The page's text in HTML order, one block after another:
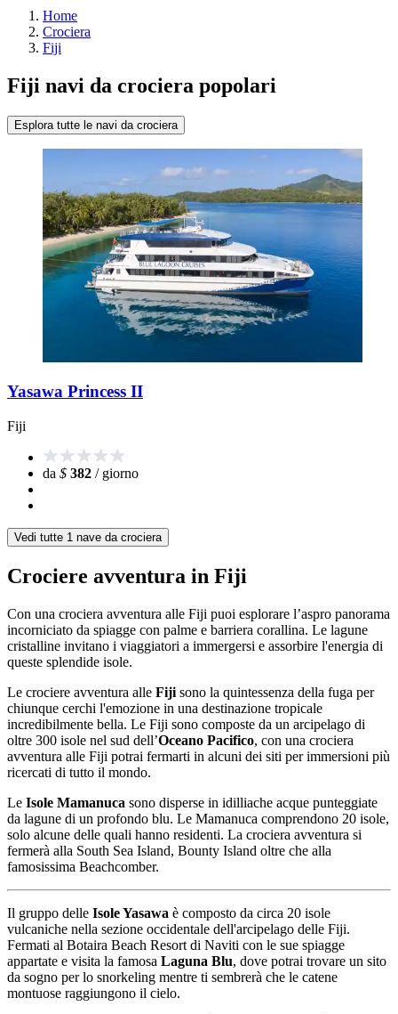
Home
Crociera
Fiji
Fiji navi da crociera popolari
Esplora tutte le navi da crociera
Yasawa Princess II
Fiji
da $ 382 / giorno
Vedi tutte 1 nave da crociera
Crociere avventura in Fiji
Con una crociera avventura alle Fiji puoi esplorare l’aspro panorama
incorniciato da spiagge con palme e barriera corallina. Le lagune
cristalline invitano i viaggiatori a immergersi e assorbire l'energia di
queste splendide isole.
Le crociere avventura alle Fiji sono la quintessenza della fuga per
chiunque cerchi l'emozione in una destinazione tropicale
incredibilmente bella. Le Fiji sono composte da un arcipelago di
oltre 300 isole nel sud dell’Oceano Pacifico, con una crociera
avventura alle Fiji potrai fermarti in alcuni dei siti per immersioni più
ricercati di tutto il mondo.
Le Isole Mamanuca sono disperse in idilliache acque punteggiate
da lagune di un profondo blu. Le Mamanuca comprendono 20 isole,
solo alcune delle quali hanno residenti. La crociera avventura si
fermerà alla South Sea Island, Bounty Island oltre che alla
famosissima Beachcomber.
Il gruppo delle Isole Yasawa è composto da circa 20 isole
vulcaniche nella sezione occidentale dell'arcipelago delle Fiji.
Fermati al Botaira Beach Resort di Naviti con le sue spiagge
appartate e visita la famosa Laguna Blu, dove potrai trovare un sito
da sogno per lo snorkeling mentre ti sembrerà che le catene
montuose raggiungono il cielo.